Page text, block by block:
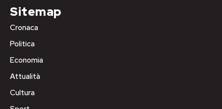
Sitemap
Cronaca
Politica
Economia
Attualità
Cultura